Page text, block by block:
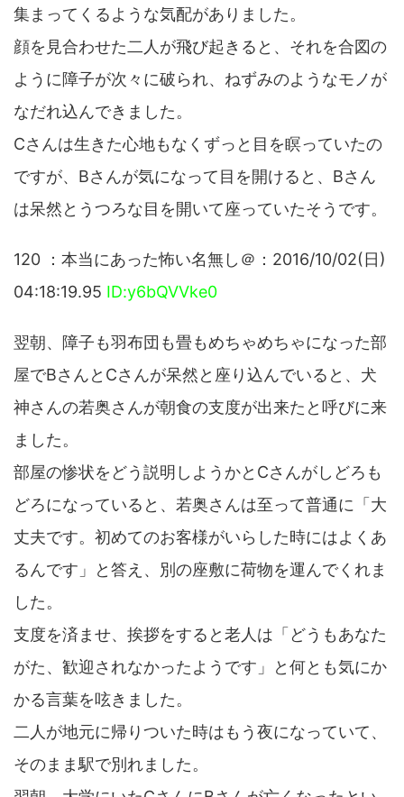
集まってくるような気配がありました。
顔を見合わせた二人が飛び起きると、それを合図の
ように障子が次々に破られ、ねずみのようなモノが
なだれ込んできました。
Cさんは生きた心地もなくずっと目を瞑っていたの
ですが、Bさんが気になって目を開けると、Bさん
は呆然とうつろな目を開いて座っていたそうです。
120 ：本当にあった怖い名無し＠：2016/10/02(日)
04:18:19.95 ID:y6bQVVke0
翌朝、障子も羽布団も畳もめちゃめちゃになった部
屋でBさんとCさんが呆然と座り込んでいると、犬
神さんの若奥さんが朝食の支度が出来たと呼びに来
ました。
部屋の惨状をどう説明しようかとCさんがしどろも
どろになっていると、若奥さんは至って普通に「大
丈夫です。初めてのお客様がいらした時にはよくあ
るんです」と答え、別の座敷に荷物を運んでくれま
した。
支度を済ませ、挨拶をすると老人は「どうもあなた
がた、歓迎されなかったようです」と何とも気にか
かる言葉を呟きました。
二人が地元に帰りついた時はもう夜になっていて、
そのまま駅で別れました。